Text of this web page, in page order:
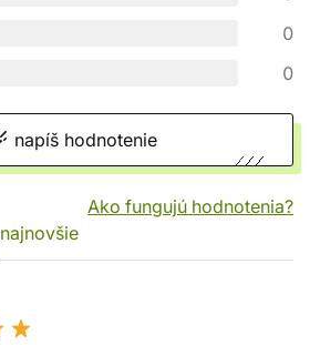
0
0
napíš hodnotenie
Ako fungujú hodnotenia?
najnovšie